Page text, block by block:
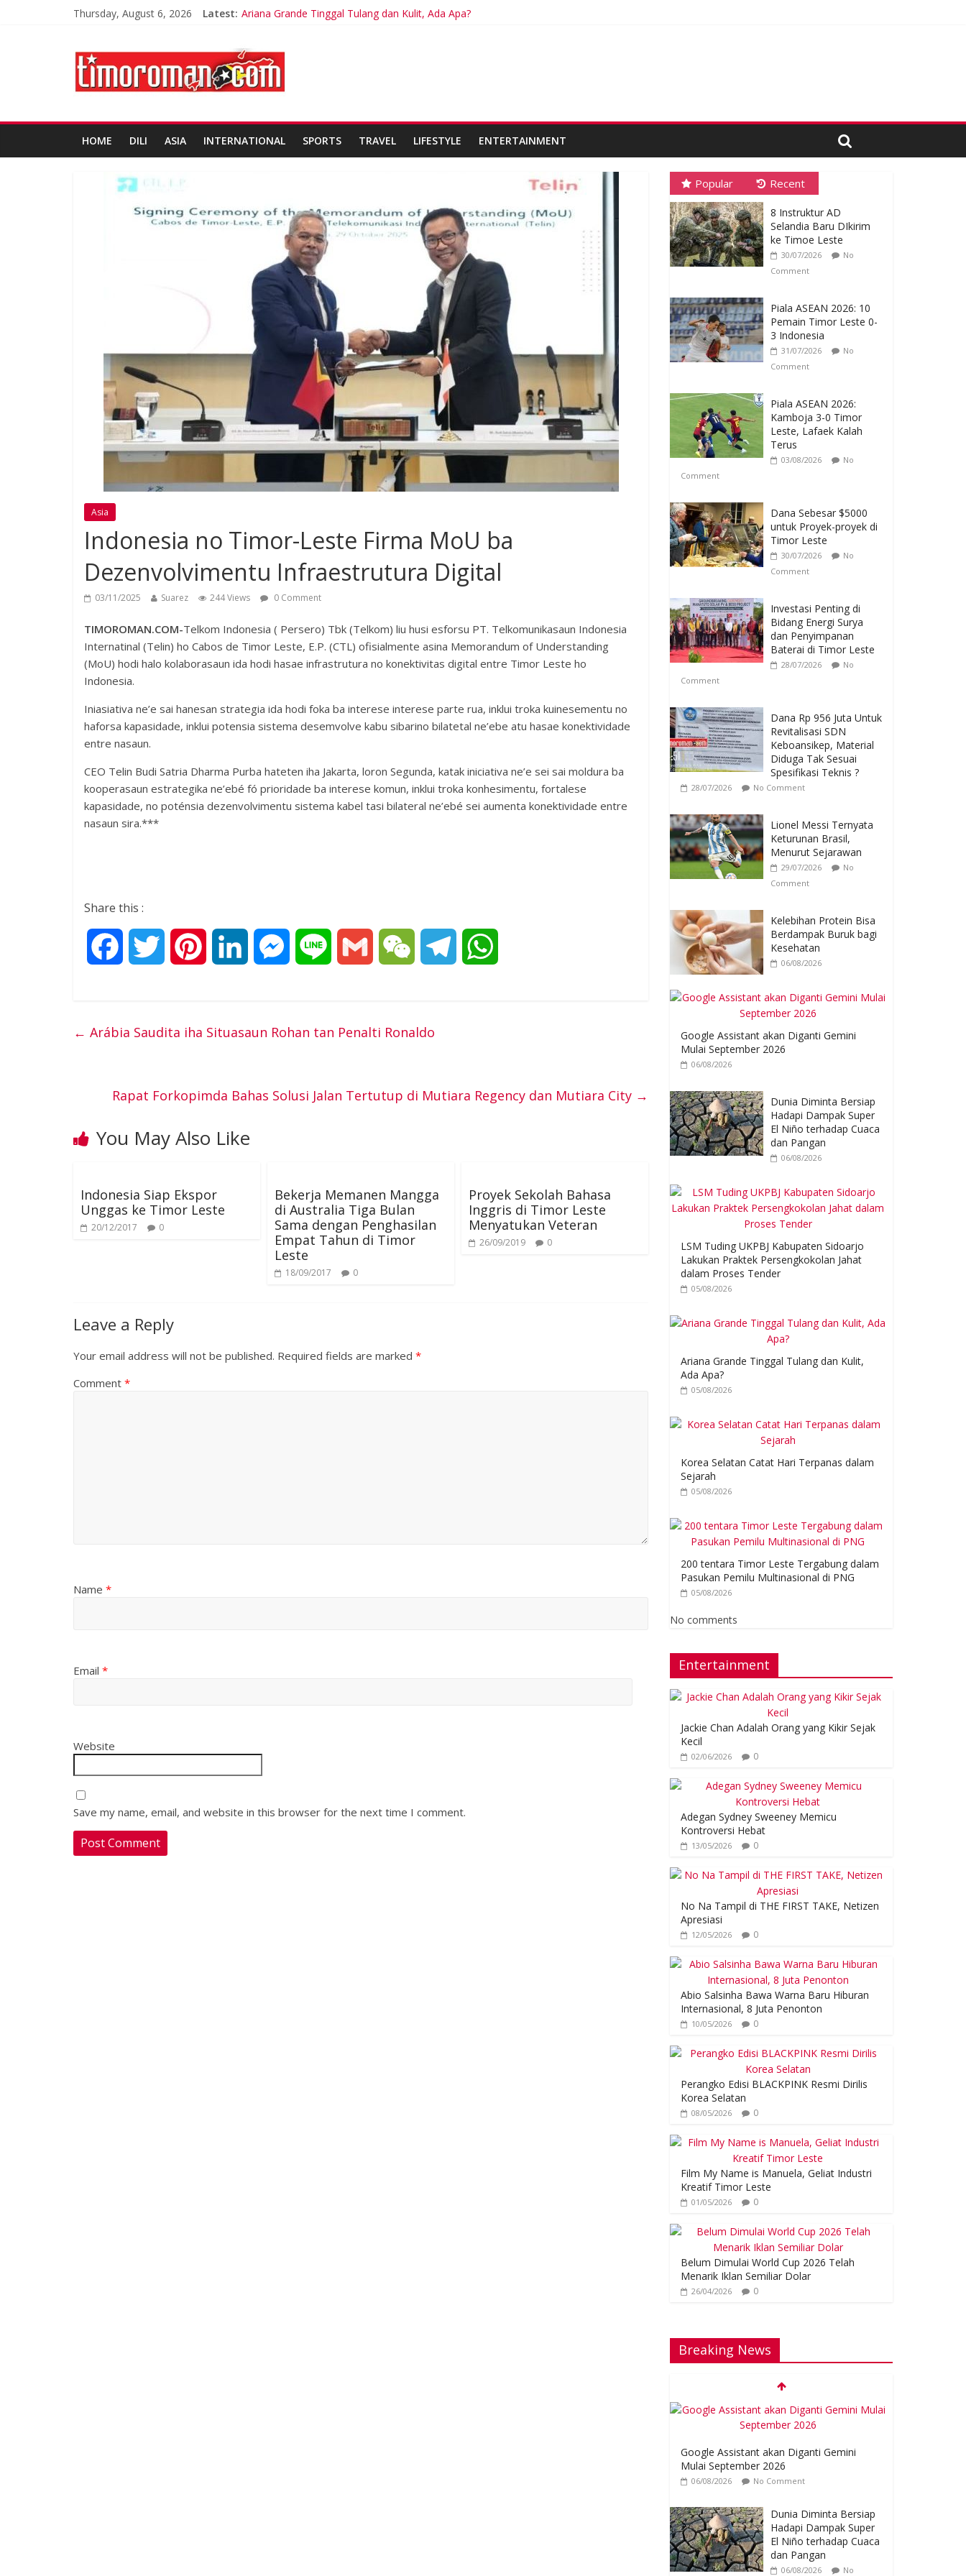
Thursday, August 6, 2026 Latest: Ariana Grande Tinggal Tulang dan Kulit, Ada Apa?
Google Assistant akan Diganti Gemini Mulai September 2026
Dunia Diminta Bersiap Hadapi Dampak Super El Niño terhadap Cuaca dan Pangan
LSM Tuding UKPBJ Kabupaten Sidoarjo Lakukan Praktek Persengkokolan Jahat dalam Proses Tender
HOME DILI ASIA INTERNATIONAL SPORTS TRAVEL LIFESTYLE ENTERTAINMENT
Asia
Indonesia no Timor-Leste Firma MoU ba
Dezenvolvimentu Infraestrutura Digital
03/11/2025 Suarez 244 Views 0 Comment
TIMOROMAN.COM-Telkom Indonesia ( Persero) Tbk (Telkom) liu husi esforsu PT. Telkomunikasaun Indonesia
Internatinal (Telin) ho Cabos de Timor Leste, E.P. (CTL) ofisialmente asina Memorandum of Understanding
(MoU) hodi halo kolaborasaun ida hodi hasae infrastrutura no konektivitas digital entre Timor Leste ho
Indonesia.
Iniasiativa ne’e sai hanesan strategia ida hodi foka ba interese interese parte rua, inklui troka kuinesementu no
haforsa kapasidade, inklui potensia sistema desemvolve kabu sibarino bilatetal ne’ebe atu hasae konektividade
entre nasaun.
CEO Telin Budi Satria Dharma Purba hateten iha Jakarta, loron Segunda, katak iniciativa ne’e sei sai moldura ba
kooperasaun estrategika ne’ebé fó prioridade ba interese komun, inklui troka konhesimentu, fortalese
kapasidade, no poténsia dezenvolvimentu sistema kabel tasi bilateral ne’ebé sei aumenta konektividade entre
nasaun sira.***
Share this :
b
k
t e
s
e
M
e
e
r
l a g s
p
← Arábia Saudita iha Situasaun Rohan tan Penalti Ronaldo
Rapat Forkopimda Bahas Solusi Jalan Tertutup di Mutiara Regency dan Mutiara City →
You May Also Like
Indonesia Siap Ekspor
Unggas ke Timor Leste
20/12/2017 0
Bekerja Memanen Mangga
di Australia Tiga Bulan
Sama dengan Penghasilan
Empat Tahun di Timor
Leste
18/09/2017 0
Proyek Sekolah Bahasa
Inggris di Timor Leste
Menyatukan Veteran
26/09/2019 0
Leave a Reply
Your email address will not be published. Required fields are marked *
Comment *
Name *
Email *
Website
Save my name, email, and website in this browser for the next time I comment.
Popular Recent
8 Instruktur AD
Selandia Baru DIkirim
ke Timoe Leste
30/07/2026
No
Comment
Piala ASEAN 2026: 10
Pemain Timor Leste 0-
3 Indonesia
31/07/2026
No
Comment
Piala ASEAN 2026:
Kamboja 3-0 Timor
Leste, Lafaek Kalah
Terus
03/08/2026
No
Comment
Dana Sebesar $5000
untuk Proyek-proyek di
Timor Leste
30/07/2026
No
Comment
Investasi Penting di
Bidang Energi Surya
dan Penyimpanan
Baterai di Timor Leste
28/07/2026
No
Comment
Dana Rp 956 Juta Untuk
Revitalisasi SDN
Keboansikep, Material
Diduga Tak Sesuai
Spesifikasi Teknis ?
28/07/2026 No Comment
Lionel Messi Ternyata
Keturunan Brasil,
Menurut Sejarawan
29/07/2026
No
Comment
Kelebihan Protein Bisa
Berdampak Buruk bagi
Kesehatan
06/08/2026
Google Assistant akan Diganti Gemini
Mulai September 2026
06/08/2026
Dunia Diminta Bersiap
Hadapi Dampak Super
El Niño terhadap Cuaca
dan Pangan
06/08/2026
LSM Tuding UKPBJ Kabupaten Sidoarjo
Lakukan Praktek Persengkokolan Jahat
dalam Proses Tender
05/08/2026
Ariana Grande Tinggal Tulang dan Kulit,
Ada Apa?
05/08/2026
Korea Selatan Catat Hari Terpanas dalam
Sejarah
05/08/2026
200 tentara Timor Leste Tergabung dalam
Pasukan Pemilu Multinasional di PNG
05/08/2026
No comments
Entertainment
Jackie Chan Adalah Orang yang Kikir Sejak
Kecil
02/06/2026 0
Adegan Sydney Sweeney Memicu
Kontroversi Hebat
13/05/2026 0
No Na Tampil di THE FIRST TAKE, Netizen
Apresiasi
12/05/2026 0
Abio Salsinha Bawa Warna Baru Hiburan
Internasional, 8 Juta Penonton
10/05/2026 0
Perangko Edisi BLACKPINK Resmi Dirilis
Korea Selatan
08/05/2026 0
Film My Name is Manuela, Geliat Industri
Kreatif Timor Leste
01/05/2026 0
Belum Dimulai World Cup 2026 Telah
Menarik Iklan Semiliar Dolar
26/04/2026 0
Breaking News
Google Assistant akan Diganti Gemini
Mulai September 2026
06/08/2026 No Comment
Dunia Diminta Bersiap
Hadapi Dampak Super
El Niño terhadap Cuaca
dan Pangan
06/08/2026 No